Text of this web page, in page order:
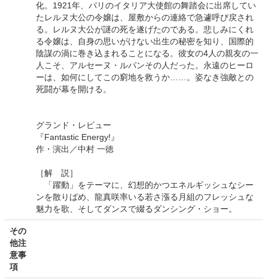
化。1921年、パリのイタリア大使館の舞踏会に出席してい
たレルヌ大公の令嬢は、屋敷からの連絡で急遽呼び戻され
る。レルヌ大公が謎の死を遂げたのである。悲しみにくれ
る令嬢は、自身の思いがけない出生の秘密を知り、国際的
陰謀の渦に巻き込まれることになる。彼女の4人の親友の一
人こそ、アルセーヌ・ルパンその人だった。永遠のヒーロ
ーは、如何にしてこの窮地を救うか……。姿なき強敵との
死闘が幕を開ける。
グランド・レビュー
『Fantastic Energy!』
作・演出／中村 一徳
［解 説］
「躍動」をテーマに、幻想的かつエネルギッシュなシー
ンを散りばめ、龍真咲率いる若さ漲る月組のフレッシュな
魅力を歌、そしてダンスで綴るダンシング・ショー。
その
他注
意事
項